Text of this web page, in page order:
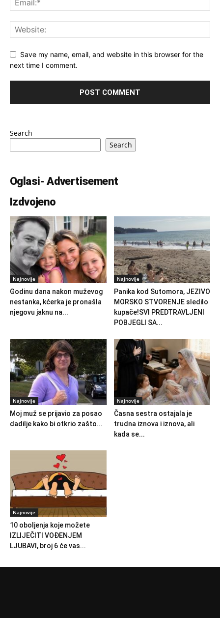
Save my name, email, and website in this browser for the
next time I comment.
Search
Search
Oglasi- Advertisement
Izdvojeno
Najnovije
Godinu dana nakon muževog
nestanka, kćerka je pronašla
njegovu jaknu na...
Najnovije
Panika kod Sutomora, JEZIVO
MORSKO STVORENJE sledilo
kupače!SVI PREDTRAVLJENI
POBJEGLI SA...
Najnovije
Moj muž se prijavio za posao
dadilje kako bi otkrio zašto...
Najnovije
Časna sestra ostajala je
trudna iznova i iznova, ali
kada se...
Najnovije
10 oboljenja koje možete
IZLIJEČITI VOĐENJEM
LJUBAVI, broj 6 će vas...